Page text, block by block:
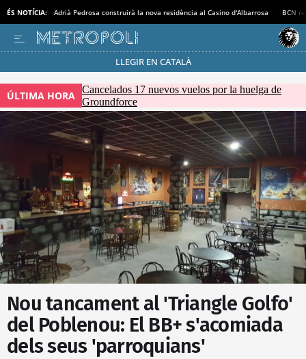
ÉS NOTÍCIA: Adrià Pedrosa construirà la nova residència al Casino d'Albarrosa BCN
LLEGIR EN CATALÀ
Passa’t al mode estalvi
ÚLTIMA HORA Cancelados 17 nuevos vuelos por la huelga de
Groundforce
Nou tancament al 'Triangle Golfo'
del Poblenou: El BB+ s'acomiada
dels seus 'parroquians'